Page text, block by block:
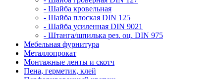
- Шайба кровельная
- Шайба плоская DIN 125
- Шайба усиленная DIN 9021
- Штанга/шпилька рез. оц. DIN 975
Мебельная фурнитура
Металлопрокат
Монтажные ленты и скотч
Пена, герметик, клей